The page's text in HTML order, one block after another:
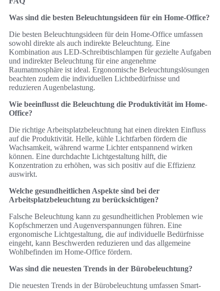
Was sind die besten Beleuchtungsideen für ein Home-Office?
Die besten Beleuchtungsideen für dein Home-Office umfassen
sowohl direkte als auch indirekte Beleuchtung. Eine
Kombination aus LED-Schreibtischlampen für gezielte Aufgaben
und indirekter Beleuchtung für eine angenehme
Raumatmosphäre ist ideal. Ergonomische Beleuchtungslösungen
beachten zudem die individuellen Lichtbedürfnisse und
reduzieren Augenbelastung.
Wie beeinflusst die Beleuchtung die Produktivität im Home-
Office?
Die richtige Arbeitsplatzbeleuchtung hat einen direkten Einfluss
auf die Produktivität. Helle, kühle Lichtfarben fördern die
Wachsamkeit, während warme Lichter entspannend wirken
können. Eine durchdachte Lichtgestaltung hilft, die
Konzentration zu erhöhen, was sich positiv auf die Effizienz
auswirkt.
Welche gesundheitlichen Aspekte sind bei der
Arbeitsplatzbeleuchtung zu berücksichtigen?
Falsche Beleuchtung kann zu gesundheitlichen Problemen wie
Kopfschmerzen und Augenverspannungen führen. Eine
ergonomische Lichtgestaltung, die auf individuelle Bedürfnisse
eingeht, kann Beschwerden reduzieren und das allgemeine
Wohlbefinden im Home-Office fördern.
Was sind die neuesten Trends in der Bürobeleuchtung?
Die neuesten Trends in der Bürobeleuchtung umfassen Smart-